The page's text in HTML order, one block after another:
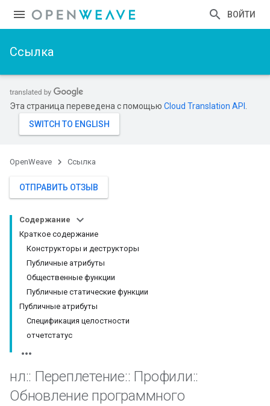
ВОЙТИ
Ссылка
Эта страница переведена с помощью Cloud Translation API
OpenWeave Ссылка
ОТПРАВИТЬ ОТЗЫВ
Содержание
Краткое содержание
Конструкторы и деструкторы
Публичные атрибуты
Общественные функции
Публичные статические функции
Публичные атрибуты
Спецификация целостности
отчетстатус
нл:: Переплетение:: Профили::
Обновление программного